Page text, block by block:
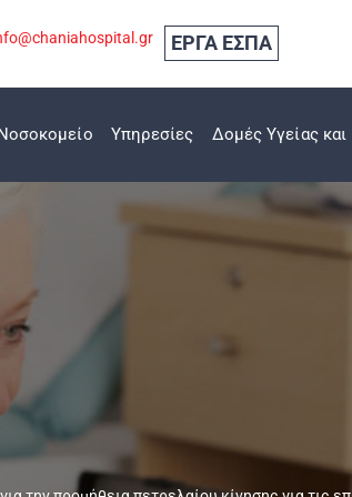
ΕΡΓΑ ΕΣΠΑ
Νοσοκομείο Υπηρεσίες Δομές Υγείας